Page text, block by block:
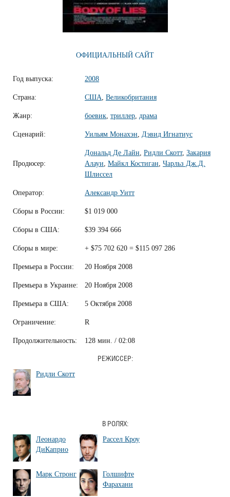
ОФИЦИАЛЬНЫЙ САЙТ
Год выпуска: 2008
Страна: США Великобритания
Жанр: боевик триллер драма
Сценарий: Уильям Монахэн Дэвид Игнатиус
Продюсер:
Дональд Де Лайн Ридли Скотт, Закария
Алауи Майкл Костиган Чарльз Дж.Д.
Шлиссел
Оператор: Александр Уитт
Сборы в России: $1 019 000
Сборы в США: $39 394 666
Сборы в мире: + $75 702 620 = $115 097 286
Премьера в России: 20 Ноября 2008
Премьера в Украине: 20 Ноября 2008
Премьера в США: 5 Октября 2008
Ограничение: R
Продолжительность: 128 мин. / 02:08
РЕЖИССЕР:
Ридли Скотт
В РОЛЯХ:
Леонардо
ДиКаприо
Рассел Кроу
Марк Стронг
Голшифте
Фарахани